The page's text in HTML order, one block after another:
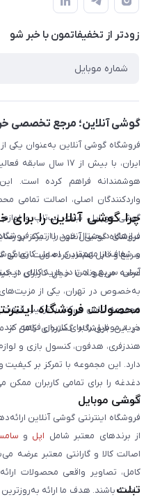
حساب کاربری
حریم خصوصی
بلاگ
شرایط ضمانت هفت روزه
روش ارسال کالا در گوشی آنلاین
روش بازگردانی کالا
زودتر از تخفیفاتمون با خبر شو
گوشی آنلاین؛ مرجع تخصصی
فروشگاه گوشی آنلاین به‌عنوان یکی
ایران، با بیش از ۱۷
هوشمندانه فراهم کرده است.
واردکنندگان اصلی، اصالت تمامی
گوشی موبایل، تبلت، لپ‌تاپ و لوازم
نیازهای دیجیتال خود را از یک
و شفاف از مهم‌ترین اصول کاری
آسان، سریع و امن در خرید کالای
چرا گوشی آنلاین را برای
فروشگاه گوشی آنلاین با تمرکز بر
سریع و قابل اعتماد کرده است. تمامی
عرضه می‌شوند تا خیال کاربران از
به‌خصوص در تهران، یکی از
مجموعه تلاش می‌کند با ترکیب قیمت
خرید موبایل را برای کاربران فراهم کند.
محصولات فروشگاه
در این فروشگاه گستره‌ای کامل از
هندزفری، هدفون، کنسول بازی و
دارد. این مجموعه با تمرکز بر
دغدغه را برای تمامی کاربران ممکن
است:
گوشی موبایل
فروشگاه اینترنتی گوشی آنلاین
از برندهای معتبر شامل اپل و
اصالت کالا و گارانتی معتبر
کامل، تصاویر واقعی محصولات
داشته باشند. هدف ما ارائه
تبلت